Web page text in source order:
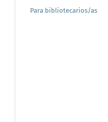
Para bibliotecarios/as